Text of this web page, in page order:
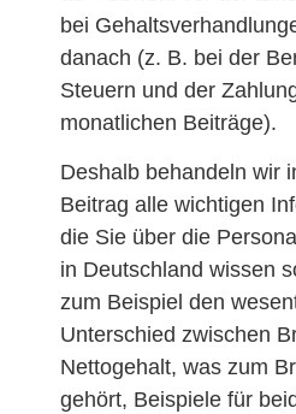
bei
danach (z. B. bei der
Steuern und der
monatlichen Beiträge).
Deshalb behandeln wir
Beitrag alle wichtigen
die Sie über die
in Deutschland wissen
zum Beispiel den
Unterschied zwischen
Nettogehalt, was zum
gehört, Beispiele für